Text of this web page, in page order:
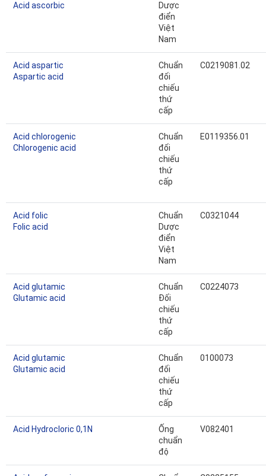
Acid ascorbic
Dược
điển
Việt
Nam
Acid aspartic
Aspartic acid
Chuẩn
đối
chiếu
thứ
cấp
C0219081.02
Acid chlorogenic
Chlorogenic acid
Chuẩn
đối
chiếu
thứ
cấp
E0119356.01
Acid folic
Folic acid
Chuẩn
Dược
điển
Việt
Nam
C0321044
Acid glutamic
Glutamic acid
Chuẩn
Đối
chiếu
thứ
cấp
C0224073
Acid glutamic
Glutamic acid
Chuẩn
đối
chiếu
thứ
cấp
0100073
Acid Hydrocloric 0,1N
Ống
chuẩn
độ
V082401